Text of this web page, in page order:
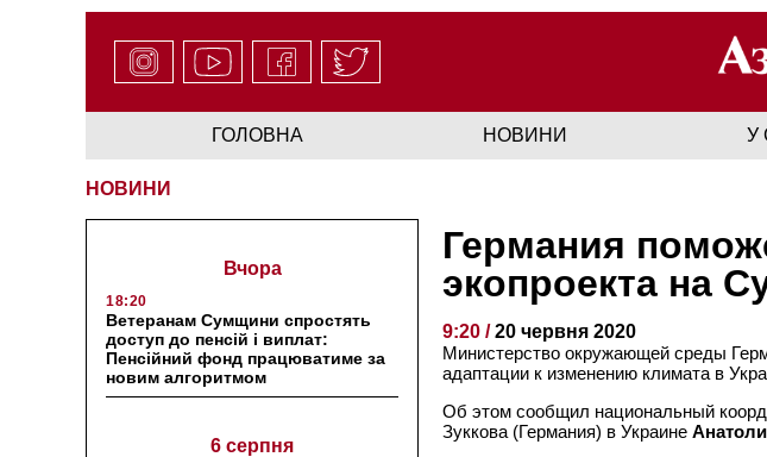
ГОЛОВНА НОВИНИ У
НОВИНИ
Вчора
18:20
Ветеранам Сумщини спростять
доступ до пенсій і виплат:
Пенсійний фонд працюватиме за
новим алгоритмом
6 серпня
Германия
экопроекта на
9:20 /20 червня 2020
Министерство окружающей среды
адаптации к изменению климата в
Об этом сообщил национальный
Зуккова (Германия) в Украине